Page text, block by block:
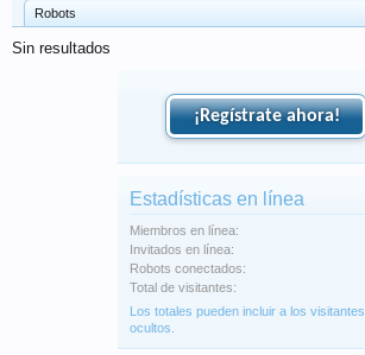
Robots
Sin resultados
¡Regístrate ahora!
Estadísticas en línea
Miembros en línea:
Invitados en línea:
Robots conectados:
Total de visitantes:
Los totales pueden incluir a los visitantes
ocultos.